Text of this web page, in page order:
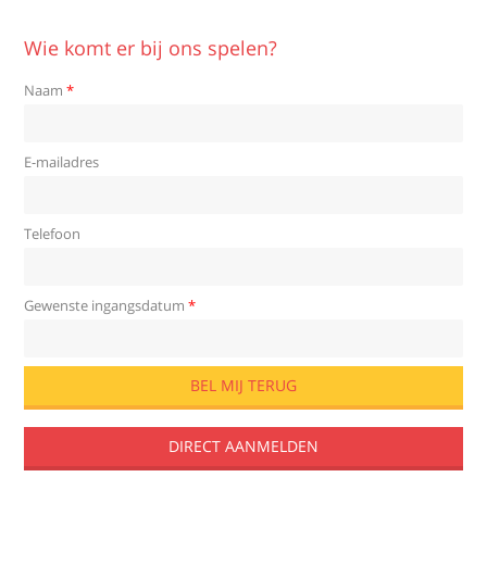
Wie komt er bij ons spelen?
Naam*
E-mailadres
Telefoon
Gewenste ingangsdatum*
DIRECT AANMELDEN